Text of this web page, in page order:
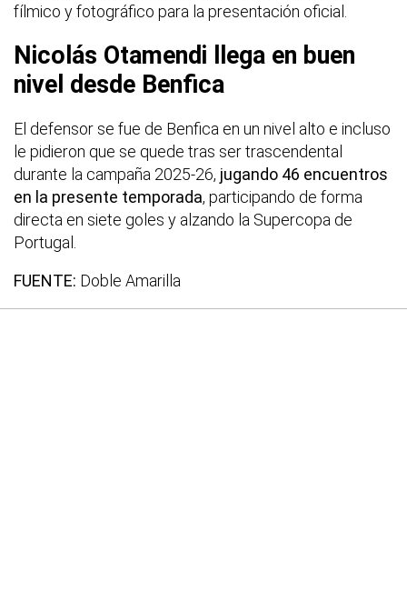
fílmico y fotográfico para la presentación oficial.
Nicolás Otamendi llega en buen
nivel desde Benfica
El defensor se fue de Benfica en un nivel alto e incluso
le pidieron que se quede tras ser trascendental
durante la campaña 2025-26, jugando 46 encuentros
en la presente temporada, participando de forma
directa en siete goles y alzando la Supercopa de
Portugal.
FUENTE: Doble Amarilla